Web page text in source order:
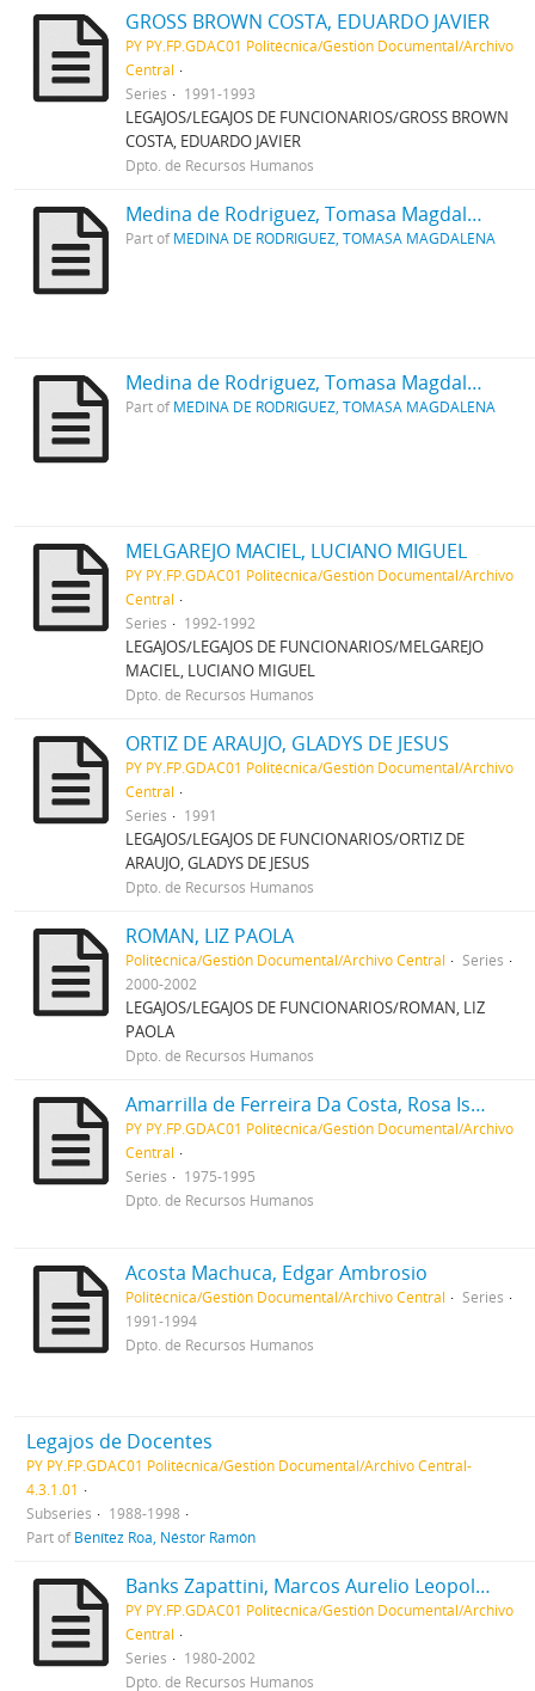
GROSS BROWN COSTA, EDUARDO JAVIER
PY PY.FP.GDAC01 Politécnica/Gestión Documental/Archivo
Central
Series
1991-1993
LEGAJOS/LEGAJOS DE FUNCIONARIOS/GROSS BROWN
COSTA, EDUARDO JAVIER
Dpto. de Recursos Humanos
Medina de Rodriguez, Tomasa Magdalena_TOMO I
Part ofMEDINA DE RODRIGUEZ, TOMASA MAGDALENA
Medina de Rodriguez, Tomasa Magdalena_TOMO II
Part ofMEDINA DE RODRIGUEZ, TOMASA MAGDALENA
MELGAREJO MACIEL, LUCIANO MIGUEL
PY PY.FP.GDAC01 Politécnica/Gestión Documental/Archivo
Central
Series
1992-1992
LEGAJOS/LEGAJOS DE FUNCIONARIOS/MELGAREJO
MACIEL, LUCIANO MIGUEL
Dpto. de Recursos Humanos
ORTIZ DE ARAUJO, GLADYS DE JESUS
PY PY.FP.GDAC01 Politécnica/Gestión Documental/Archivo
Central
Series
1991
LEGAJOS/LEGAJOS DE FUNCIONARIOS/ORTIZ DE
ARAUJO, GLADYS DE JESUS
Dpto. de Recursos Humanos
ROMAN, LIZ PAOLA
Politécnica/Gestión Documental/Archivo Central
Series
2000-2002
LEGAJOS/LEGAJOS DE FUNCIONARIOS/ROMAN, LIZ
PAOLA
Dpto. de Recursos Humanos
Amarrilla de Ferreira Da Costa, Rosa Isabel
PY PY.FP.GDAC01 Politécnica/Gestión Documental/Archivo
Central
Series
1975-1995
Dpto. de Recursos Humanos
Acosta Machuca, Edgar Ambrosio
Politécnica/Gestión Documental/Archivo Central
Series
1991-1994
Dpto. de Recursos Humanos
Legajos de Docentes
PY PY.FP.GDAC01 Politécnica/Gestión Documental/Archivo Central-
4.3.1.01
Subseries
1988-1998
Part ofBenítez Roa, Néstor Ramón
Banks Zapattini, Marcos Aurelio Leopoldo
PY PY.FP.GDAC01 Politécnica/Gestión Documental/Archivo
Central
Series
1980-2002
Dpto. de Recursos Humanos